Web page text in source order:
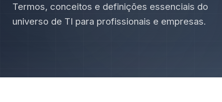
Termos, conceitos e definições essenciais do
universo de TI para profissionais e empresas.